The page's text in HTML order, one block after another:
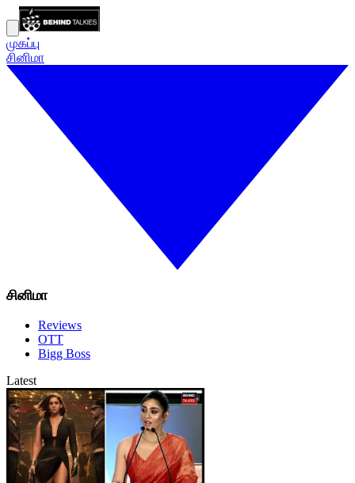
முகப்பு
சினிமா
சினிமா
Reviews
OTT
Bigg Boss
Latest